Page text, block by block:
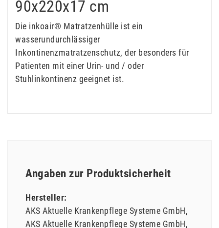
90x220x17 cm
Die inkoair® Matratzenhülle ist ein
wasserundurchlässiger
Inkontinenzmatratzenschutz, der besonders für
Patienten mit einer Urin- und / oder
Stuhlinkontinenz geeignet ist.
Angaben zur Produktsicherheit
Hersteller:
AKS Aktuelle Krankenpflege Systeme GmbH
AKS Aktuelle Krankenpflege Systeme GmbH